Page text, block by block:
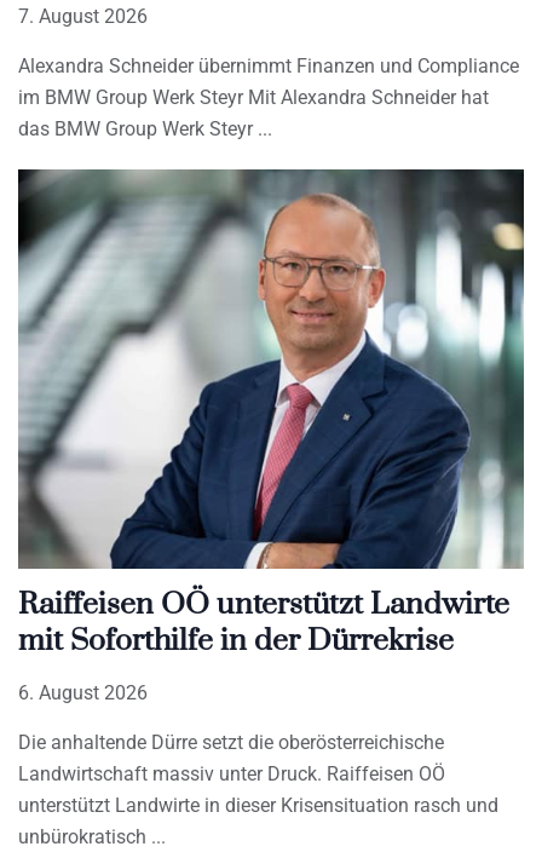
7. August 2026
Alexandra Schneider übernimmt Finanzen und Compliance
im BMW Group Werk Steyr Mit Alexandra Schneider hat
das BMW Group Werk Steyr
Raiffeisen OÖ unterstützt Landwirte
mit Soforthilfe in der Dürrekrise
6. August 2026
Die anhaltende Dürre setzt die oberösterreichische
Landwirtschaft massiv unter Druck. Raiffeisen OÖ
unterstützt Landwirte in dieser Krisensituation rasch und
unbürokratisch